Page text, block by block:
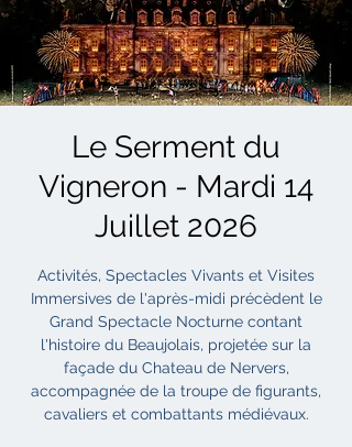
Le Serment du
Vigneron - Mardi 14
Juillet 2026
Activités, Spectacles Vivants et Visites
Immersives de l'après-midi précèdent le
Grand Spectacle Nocturne contant
l'histoire du Beaujolais, projetée sur la
façade du Chateau de Nervers,
accompagnée de la troupe de figurants,
cavaliers et combattants médiévaux.